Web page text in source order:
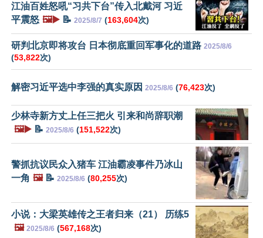
江油百姓怒吼“习共下台”传入北戴河 习近
平震怒 🖼️▶️ 📝 2025/8/7 (163,604次)
研判北京即将攻台 日本彻底重回军事化的道路 2025/8/6
(53,822次)
解密习近平选中李强的真实原因 2025/8/6 (76,423次)
少林寺新方丈上任三把火 引来和尚辞职潮
🖼️▶️ 📝 2025/8/6 (151,522次)
警抓抗议民众入猪车 江油霸凌事件乃冰山
一角 🖼️📝 2025/8/6 (80,255次)
小说：大梁英雄传之王者归来（21） 历练5
🖼️ 2025/8/6 (567,168次)